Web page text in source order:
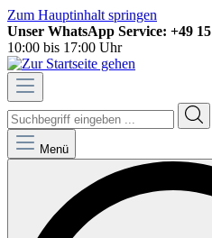
Zum Hauptinhalt springen
Unser WhatsApp Service: +49
10:00 bis 17:00 Uhr
Menü